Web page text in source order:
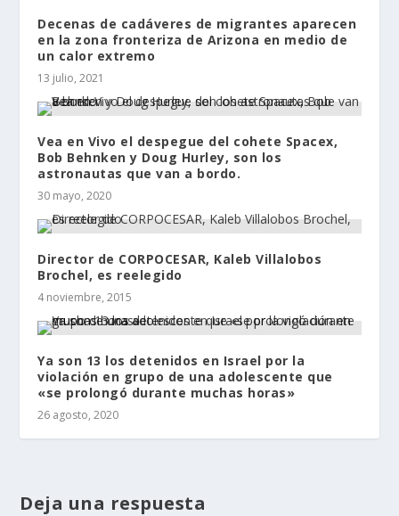
Decenas de cadáveres de migrantes aparecen
en la zona fronteriza de Arizona en medio de
un calor extremo
13 julio, 2021
Vea en Vivo el despegue del cohete Spacex,
Bob Behnken y Doug Hurley, son los
astronautas que van a bordo.
30 mayo, 2020
Director de CORPOCESAR, Kaleb Villalobos
Brochel, es reelegido
4 noviembre, 2015
Ya son 13 los detenidos en Israel por la
violación en grupo de una adolescente que
«se prolongó durante muchas horas»
26 agosto, 2020
Deja una respuesta